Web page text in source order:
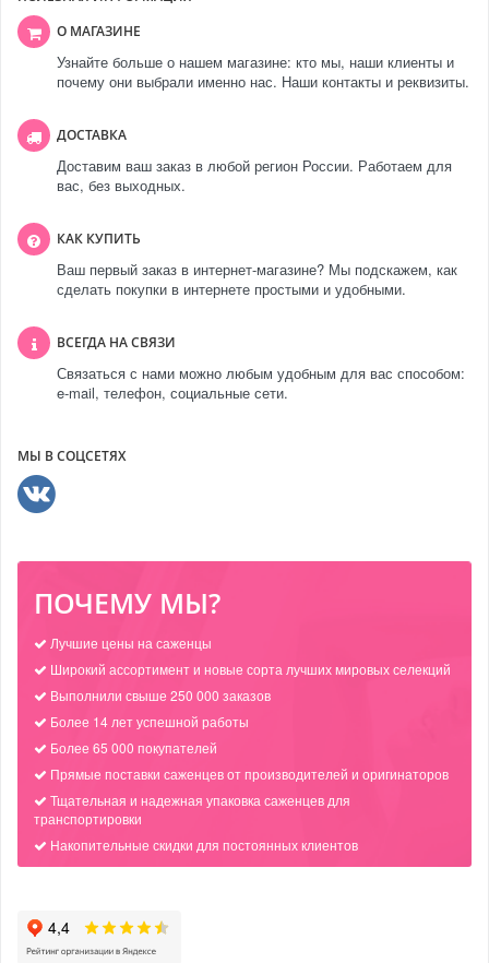
О МАГАЗИНЕ
Узнайте больше о нашем магазине: кто мы, наши клиенты и
почему они выбрали именно нас. Наши контакты и реквизиты.
ДОСТАВКА
Доставим ваш заказ в любой регион России. Работаем для
вас, без выходных.
КАК КУПИТЬ
Ваш первый заказ в интернет-магазине? Мы подскажем, как
сделать покупки в интернете простыми и удобными.
ВСЕГДА НА СВЯЗИ
Связаться с нами можно любым удобным для вас способом:
e-mail, телефон, социальные сети.
МЫ В СОЦСЕТЯХ
ПОЧЕМУ МЫ?
Лучшие цены на саженцы
Широкий ассортимент и новые сорта лучших мировых селекций
Выполнили свыше 250 000 заказов
Более 14 лет успешной работы
Более 65 000 покупателей
Прямые поставки саженцев от производителей и оригинаторов
Тщательная и надежная упаковка саженцев для
транспортировки
Накопительные скидки для постоянных клиентов